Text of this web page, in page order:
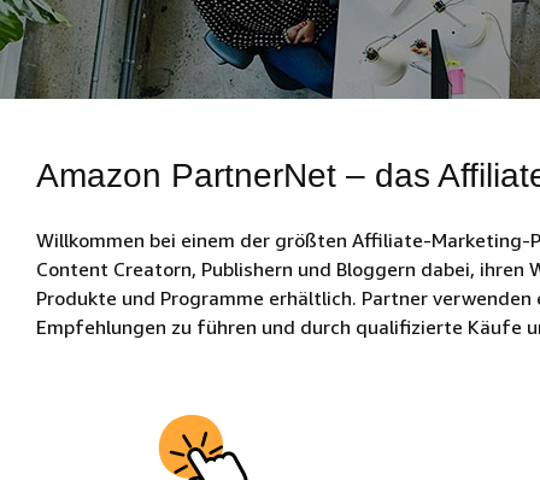
Amazon PartnerNet – das
Willkommen bei einem der größten Affiliate-
Content Creatorn, Publishern und Bloggern dabei, ihren
Produkte und Programme erhältlich. Partner
Empfehlungen zu führen und durch qualifizierte Käufe